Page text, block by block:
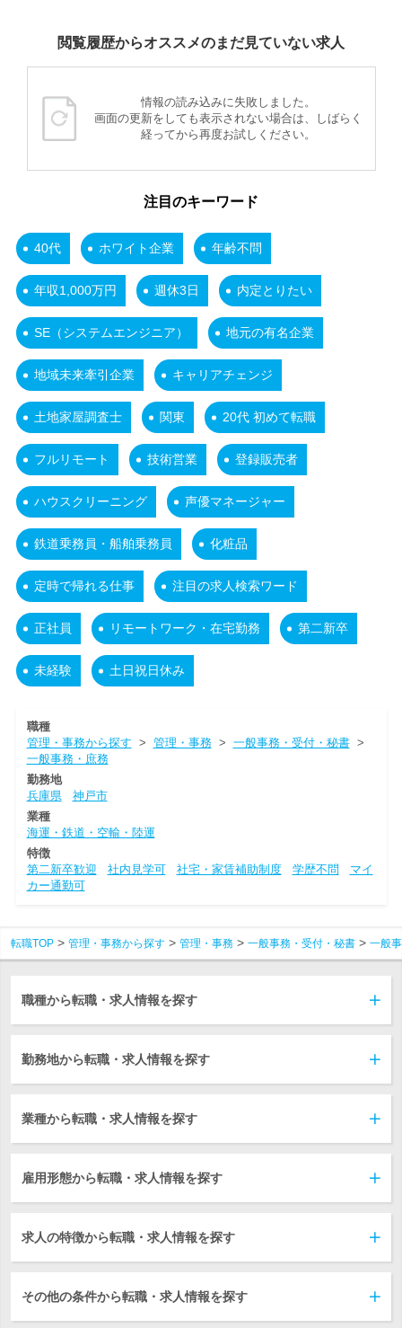
閲覧履歴からオススメのまだ見ていない求人
情報の読み込みに失敗しました。
画面の更新をしても表示されない場合は、しばらく
経ってから再度お試しください。
注目のキーワード
40代 ホワイト企業 年齢不問
年収1,000万円 週休3日 内定とりたい
SE（システムエンジニア） 地元の有名企業
地域未来牽引企業 キャリアチェンジ
土地家屋調査士 関東 20代 初めて転職
フルリモート 技術営業 登録販売者
ハウスクリーニング 声優マネージャー
鉄道乗務員・船舶乗務員 化粧品
定時で帰れる仕事 注目の求人検索ワード
正社員 リモートワーク・在宅勤務 第二新卒
未経験 土日祝日休み
職種
管理・事務から探す > 管理・事務> 一般事務・受付・秘書>
一般事務・庶務
勤務地
兵庫県
神戸市
業種
海運・鉄道・空輸・陸運
特徴
第二新卒歓迎
社内見学可 社宅・家賃補助制度 学歴不問
マイ
カー通勤可
転職TOP 管理・事務から探す 管理・事務 一般事務・受付・秘書 一般
職種から転職・求人情報を探す
勤務地から転職・求人情報を探す
業種から転職・求人情報を探す
雇用形態から転職・求人情報を探す
求人の特徴から転職・求人情報を探す
その他の条件から転職・求人情報を探す